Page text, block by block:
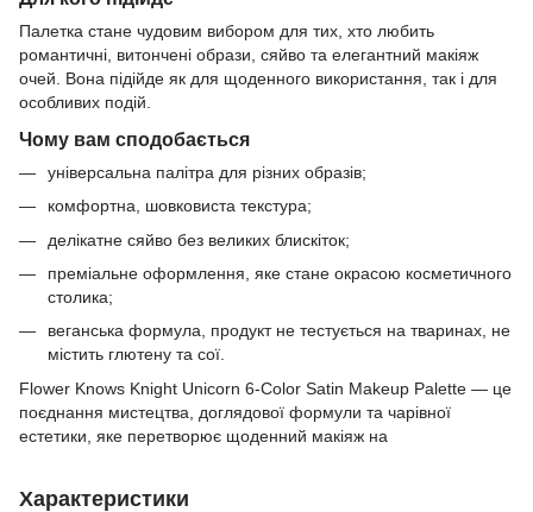
Палетка стане чудовим вибором для тих, хто любить
романтичні, витончені образи, сяйво та елегантний макіяж
очей. Вона підійде як для щоденного використання, так і для
особливих подій.
Чому вам сподобається
універсальна палітра для різних образів;
комфортна, шовковиста текстура;
делікатне сяйво без великих блискіток;
преміальне оформлення, яке стане окрасою косметичного
столика;
веганська формула, продукт не тестується на тваринах, не
містить глютену та сої.
Flower Knows Knight Unicorn 6-Color Satin Makeup Palette — це
поєднання мистецтва, доглядової формули та чарівної
естетики, яке перетворює щоденний макіяж на
Характеристики